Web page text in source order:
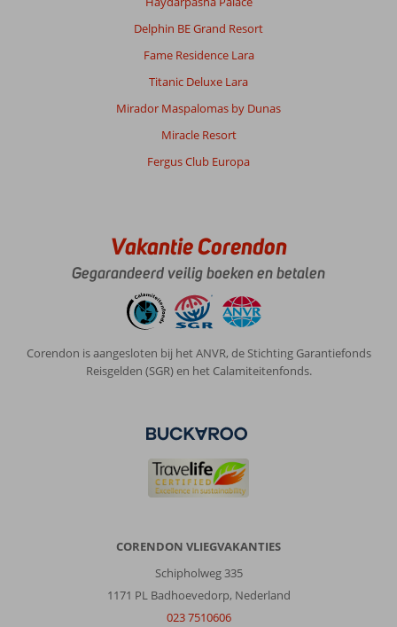
Delphin BE Grand Resort
Fame Residence Lara
Titanic Deluxe Lara
Mirador Maspalomas by Dunas
Miracle Resort
Fergus Club Europa
Vakantie Corendon
Gegarandeerd veilig boeken en betalen
Corendon is aangesloten bij het ANVR, de Stichting Garantiefonds
Reisgelden (SGR) en het Calamiteitenfonds.
CORENDON VLIEGVAKANTIES
Schipholweg 335
1171 PL Badhoevedorp, Nederland
023 7510606